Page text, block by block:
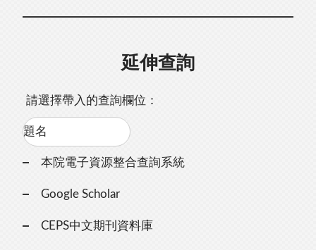
延伸查詢
請選擇帶入的查詢欄位：
本院電子資源整合查詢系統
Google Scholar
CEPS中文期刊資料庫